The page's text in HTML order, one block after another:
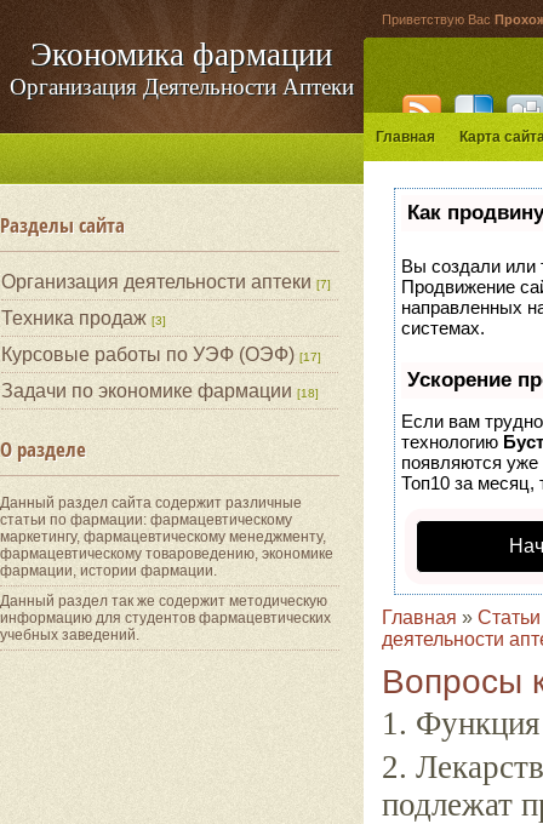
Экономика фармации
Организация Деятельности Аптеки
Разделы сайта
Организация деятельности аптеки [7]
Техника продаж [3]
Курсовые работы по УЭФ (ОЭФ) [17]
Задачи по экономике фармации [18]
О разделе
Данный раздел сайта содержит различные
статьи по фармации: фармацевтическому
маркетингу, фармацевтическому менеджменту,
фармацевтическому товароведению, экономике
фармации, истории фармации.
Данный раздел так же содержит методическую
информацию для студентов фармацевтических
учебных заведений.
Приветствую Вас
Главная Карта
Как
Вы создали или
Продвижение
направленных
системах.
Ускорение
Если вам
технологию Буст
появляются уже
Топ10 за месяц,
Главная » Статьи
деятельности
Вопросы
1. Функция
2.
подлежат